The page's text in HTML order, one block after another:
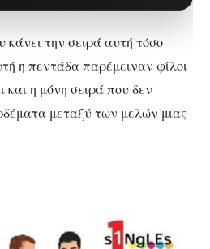
κάνει την σειρά αυτή τόσο
η πεντάδα παρέμειναν φίλοι
και η μόνη σειρά που δεν
μεταξύ των μελών μιας